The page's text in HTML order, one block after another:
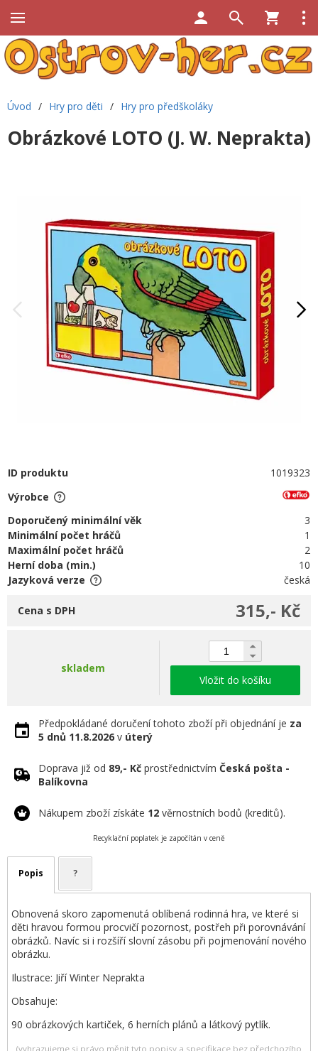
Úvod / Hry pro děti / Hry pro předškoláky
Obrázkové LOTO (J. W. Neprakta)
ID produktu
1019323
Výrobce
Doporučený minimální věk
3
Minimální počet hráčů
1
Maximální počet hráčů
2
Herní doba (min.)
10
Jazyková verze
česká
315,- Kč
Cena s DPH
skladem
Vložit do košíku
Předpokládané doručení tohoto zboží při objednání je za
5 dnů 11.8.2026 v úterý
Doprava již od 89,- Kč prostřednictvím Česká pošta -
Balíkovna
Nákupem zboží získáte 12 věrnostních bodů (kreditů).
Recyklační poplatek je započítán v ceně
Popis ?
Obnovená skoro zapomenutá oblíbená rodinná hra, ve které si
děti hravou formou procvičí pozornost, postřeh při porovnávání
obrázků. Navíc si i rozšíří slovní zásobu při pojmenování nového
obrázku.
Ilustrace: Jiří Winter Neprakta
Obsahuje:
90 obrázkových kartiček, 6 herních plánů a látkový pytlík.
(vyhrazujeme si právo měnit tyto popisy a specifikace bez předchozího